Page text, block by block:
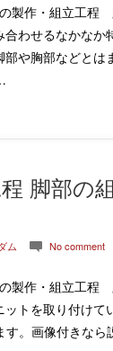
製作・組立工
わせるなかな
や胸部などと
脚部の
ム c No comment
製作・組立工
トを取り付け
。画像付きな